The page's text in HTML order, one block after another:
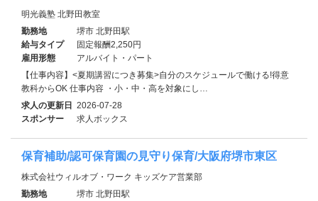
明光義塾 北野田教室
勤務地
堺市 北野田駅
給与タイプ
固定報酬2,250円
雇用形態
アルバイト・パート
【仕事内容】<夏期講習につき募集>自分のスケジュールで働ける!得意
教科からOK 仕事内容 ・小・中・高を対象にし…
求人の更新日 2026-07-28
スポンサー
求人ボックス
保育補助/認可保育園の見守り保育/大阪府堺市東区
株式会社ウィルオブ・ワーク キッズケア営業部
勤務地
堺市 北野田駅